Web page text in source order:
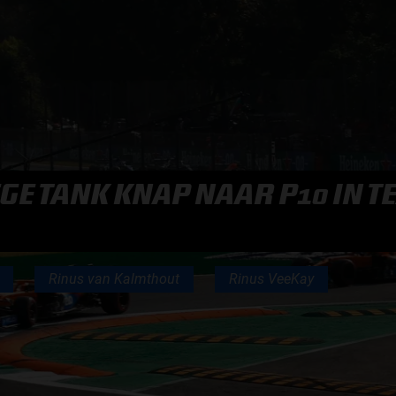
TANK KNAP NAAR P10 IN
Rinus van Kalmthout Rinus VeeKay
RACE GEMIST
NEEM CONTACT OP